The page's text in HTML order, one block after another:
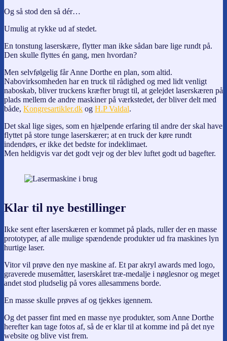
Og så stod den så dér…
Umulig at rykke ud af stedet.
En tonstung laserskære, flytter man ikke sådan bare lige rundt på.
Den skulle flyttes én gang, men hvordan?
Men selvfølgelig får Anne Dorthe en plan, som altid.
Nabovirksomheden har en truck til rådighed og med lidt venligt
naboskab, bliver truckens kræfter brugt til, at gelejdet laserskæren på
plads mellem de andre maskiner på værkstedet, der bliver delt med
både, Kongresartikler.dk og H.P Valdal.
Det skal lige siges, som en hjælpende erfaring til andre der skal have
flyttet på store tunge laserskærer; at en truck der køre rundt
indendørs, er ikke det bedste for indeklimaet.
Men heldigvis var det godt vejr og der blev luftet godt ud bagefter.
Klar til nye bestillinger
Ikke sent efter laserskæren er kommet på plads, ruller der en masse
prototyper, af alle mulige spændende produkter ud fra maskines lyn
hurtige laser.
Vitor vil prøve den nye maskine af. Et par akryl awards med logo,
graverede musemåtter, laserskåret træ-medalje i nøglesnor og meget
andet stod pludselig på vores allesammens borde.
En masse skulle prøves af og tjekkes igennem.
Og det passer fint med en masse nye produkter, som Anne Dorthe
herefter kan tage fotos af, så de er klar til at komme ind på det nye
website og blive vist frem.